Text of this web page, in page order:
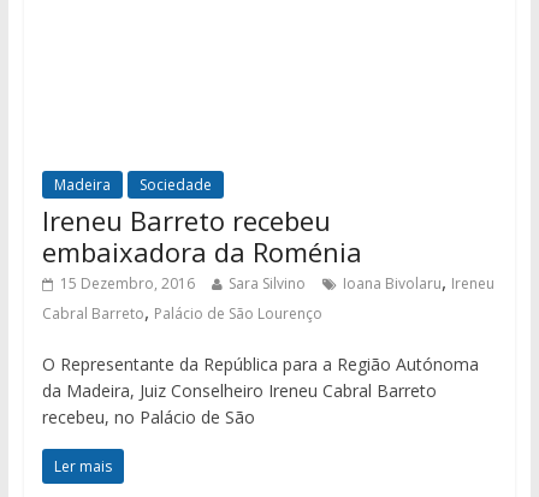
Madeira Sociedade
Ireneu Barreto recebeu
embaixadora da Roménia
15 Dezembro, 2016 Sara Silvino Ioana Bivolaru, Ireneu
Cabral Barreto, Palácio de São Lourenço
O Representante da República para a Região Autónoma
da Madeira, Juiz Conselheiro Ireneu Cabral Barreto
recebeu, no Palácio de São
Ler mais